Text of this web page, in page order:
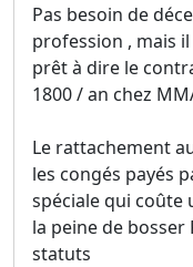
Pas besoin de
profession , mais
prêt à dire le
1800 / an chez
Le rattachement
les congés payés
spéciale qui coûte
la peine de bosser
statuts